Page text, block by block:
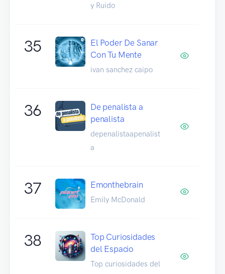
y Ruido
35
El Poder De Sanar
Con Tu Mente
ivan sanchez caipo
36
De penalista a
penalista
depenalistaapenalist
a
37 Emonthebrain
Emily McDonald
38
Top Curiosidades
del Espacio
Top curiosidades del